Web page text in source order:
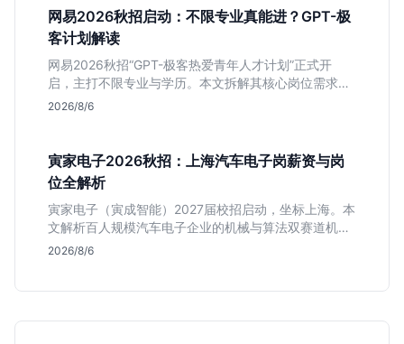
网易2026秋招启动：不限专业真能进？GPT-极
客计划解读
网易2026秋招“GPT-极客热爱青年人才计划”正式开
启，主打不限专业与学历。本文拆解其核心岗位需求
（技术研发、游戏策划、算法），分析非科班同学的投
2026/8/6
寅家电子2026秋招：上海汽车电子岗薪资与岗
位全解析
寅家电子（寅成智能）2027届校招启动，坐标上海。本
文解析百人规模汽车电子企业的机械与算法双赛道机
会，分析薪资面议背后的含金量及应届生成长路径，助
2026/8/6